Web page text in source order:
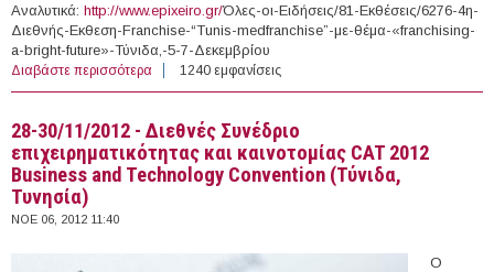
Αναλυτικά: http://www.epixeiro.gr/Όλες-οι-Ειδήσεις/81-Εκθέσεις/6276-4η-
Διεθνής-Εκθεση-Franchise-“Tunis-medfranchise”-με-θέμα-«franchising-
a-bright-future»-Τύνιδα,-5-7-Δεκεμβρίου
Διαβάστε περισσότερα για 5-7/12/2012 - 4η Διεθνής Εκθεση Franchise “Tunis-
medfranchise” με θέμα «franchising: a bright future»
1240 εμφανίσεις
28-30/11/2012 - Διεθνές Συνέδριο
επιχειρηματικότητας και καινοτομίας CAT 2012
Business and Technology Convention (Τύνιδα,
Τυνησία)
ΝΟΕ 06, 2012 11:40
Ο